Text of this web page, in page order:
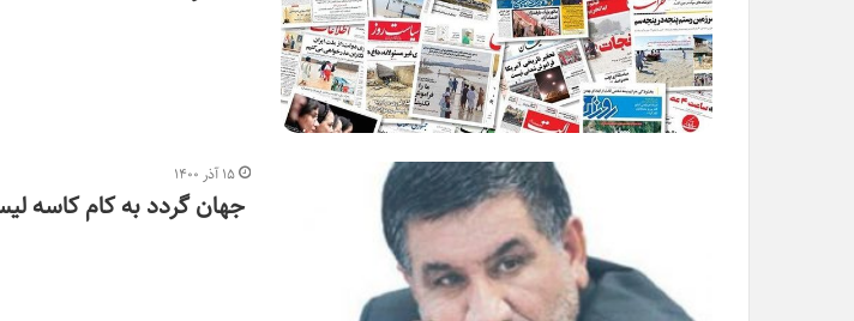
۱۵ آذر ۱۴۰۰
جهان گردد به کام کاسه